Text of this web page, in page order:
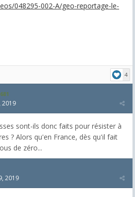
048295-002-A/geo-reportage-le-
4
681
2019
sont-ils donc faits pour résister à
? Alors qu'en France, dès qu'il fait
de zéro...
2019